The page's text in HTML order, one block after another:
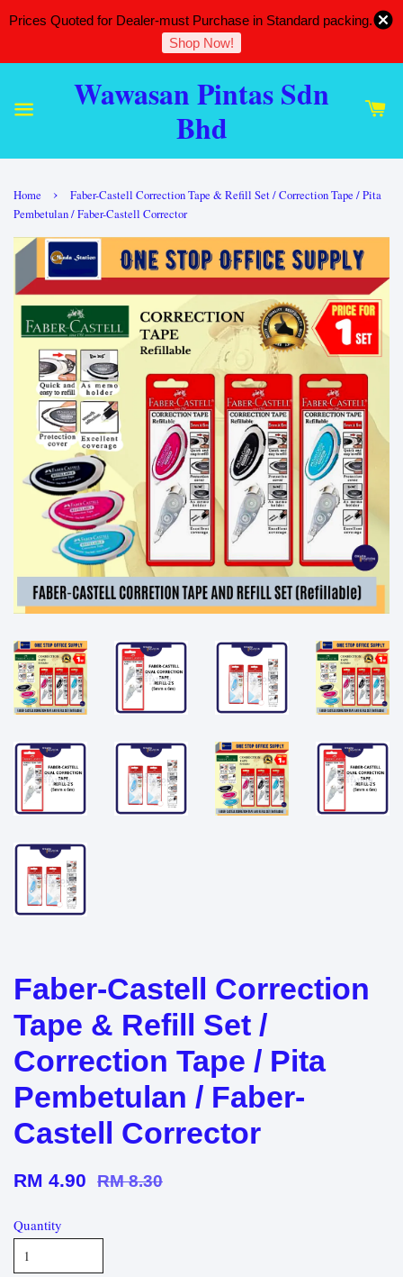
Prices Quoted for Dealer-must Purchase in Standard packing.
Shop Now!
Wawasan Pintas Sdn
Bhd
Home ›
Faber-Castell Correction Tape & Refill Set / Correction Tape / Pita
Pembetulan / Faber-Castell Corrector
Faber-Castell Correction
Tape & Refill Set /
Correction Tape / Pita
Pembetulan / Faber-
Castell Corrector
RM 4.90 RM 8.30
Quantity